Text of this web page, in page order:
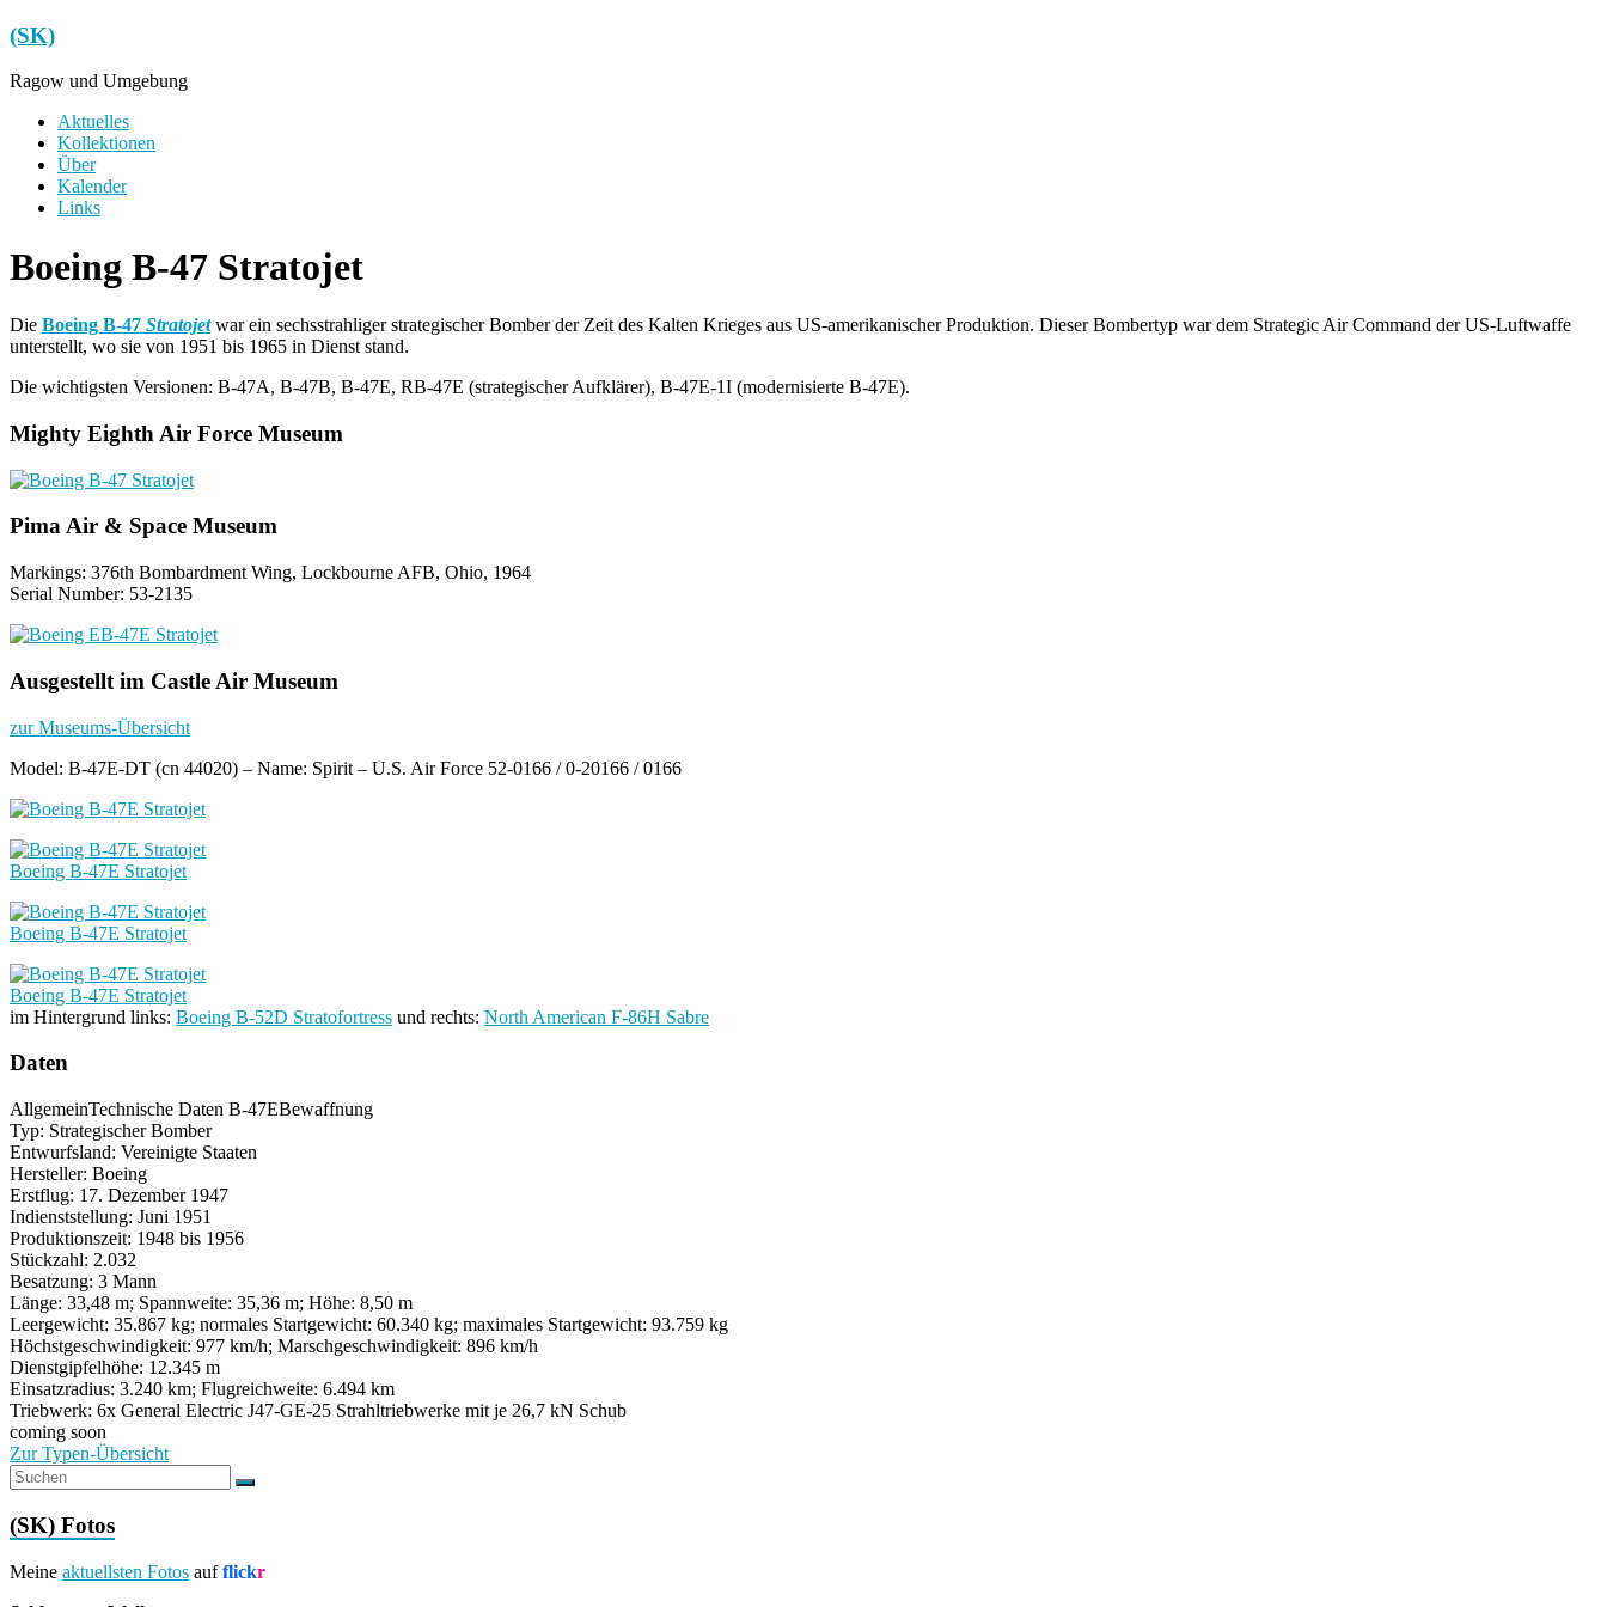
Zum
Inhalt
springen
(SK)
Ragow und Umgebung
Menü
Aktuelles
Kollektionen
Über
Kalender
Links
Boeing B-47 Stratojet
Die Boeing B-47 Stratojetwar ein sechsstrahliger strategischer Bomber der Zeit des Kalten Krieges aus US-amerikanischer Produktion. Dieser Bombertyp war dem Strategic Air Command der US-Luftwaffe
unterstellt, wo sie von 1951 bis 1965 in Dienst stand.
Die wichtigsten Versionen: B-47A, B-47B, B-47E, RB-47E (strategischer Aufklärer), B-47E-1I (modernisierte B-47E).
Mighty Eighth Air Force Museum
Pima Air & Space Museum
Markings: 376th Bombardment Wing, Lockbourne AFB, Ohio, 1964
Serial Number: 53-2135
Ausgestellt im Castle Air Museum
zur Museums-Übersicht
Model: B-47E-DT (cn 44020) – Name: Spirit – U.S. Air Force 52-0166 / 0-20166 / 0166
Boeing B-47E Stratojet
Boeing B-47E Stratojet
Boeing B-47E Stratojet
im Hintergrund links: Boeing B-52D Stratofortress und rechts: North American F-86H Sabre
Daten
AllgemeinTechnische Daten B-47EBewaffnung
Typ: Strategischer Bomber
Entwurfsland: Vereinigte Staaten
Hersteller: Boeing
Erstflug: 17. Dezember 1947
Indienststellung: Juni 1951
Produktionszeit: 1948 bis 1956
Stückzahl: 2.032
Besatzung: 3 Mann
Länge: 33,48 m; Spannweite: 35,36 m; Höhe: 8,50 m
Leergewicht: 35.867 kg; normales Startgewicht: 60.340 kg; maximales Startgewicht: 93.759 kg
Höchstgeschwindigkeit: 977 km/h; Marschgeschwindigkeit: 896 km/h
Dienstgipfelhöhe: 12.345 m
Einsatzradius: 3.240 km; Flugreichweite: 6.494 km
Triebwerk: 6x General Electric J47-GE-25 Strahltriebwerke mit je 26,7 kN Schub
coming soon
Zur Typen-Übersicht
(SK) Fotos
Meine aktuellsten Fotos aufflickr